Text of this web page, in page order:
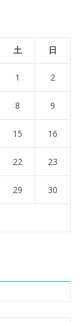
土 日
1 2
8 9
15 16
22 23
29 30